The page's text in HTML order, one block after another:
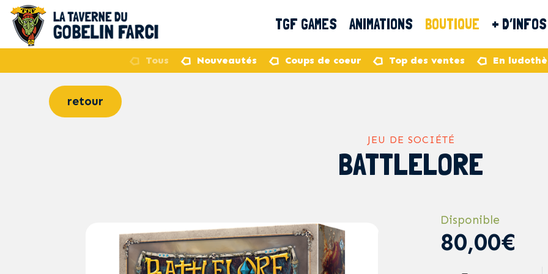
TGF GAMES ANIMATIONS BOUTIQUE + D’INFOS
Tous Nouveautés Coups de coeur Top des ventes En
retour
JEU DE SOCIÉTÉ
BATTLELORE
Disponible
80,00€